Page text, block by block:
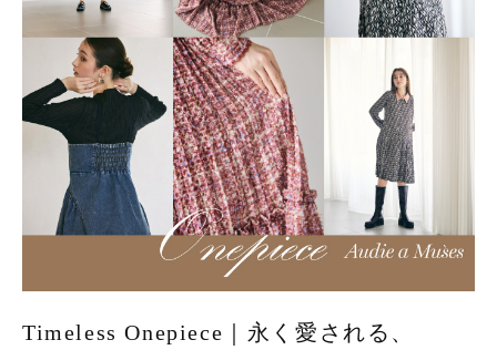
Timeless Onepiece｜永く愛される、